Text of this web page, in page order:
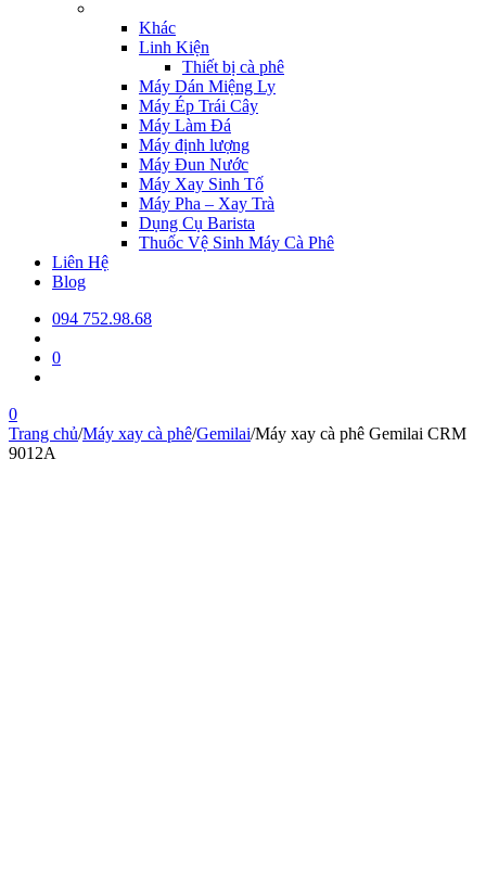
Khác
Linh Kiện
Thiết bị cà phê
Máy Dán Miệng Ly
Máy Ép Trái Cây
Máy Làm Đá
Máy định lượng
Máy Đun Nước
Máy Xay Sinh Tố
Máy Pha – Xay Trà
Dụng Cụ Barista
Thuốc Vệ Sinh Máy Cà Phê
Liên Hệ
Blog
094 752.98.68
0
0
Trang chủ/Máy xay cà phê/Gemilai/Máy xay cà phê Gemilai CRM
9012A